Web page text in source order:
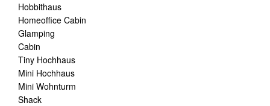
Hobbithaus
Homeoffice Cabin
Glamping
Cabin
Tiny Hochhaus
Mini Hochhaus
Mini Wohnturm
Shack